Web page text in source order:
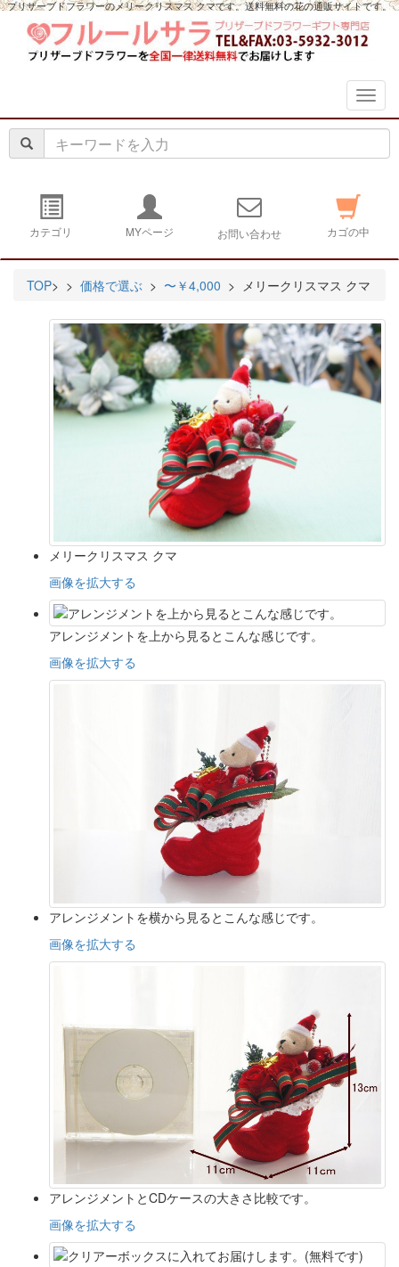
プリザーブドフラワーのメリークリスマス クマです。送料無料の花の通販サイトです。
カテゴリ MYページ お問い合わせ カゴの中
TOP> > 価格で選ぶ > 〜￥4,000 > メリークリスマス クマ
メリークリスマス クマ
画像を拡大する
アレンジメントを上から見るとこんな感じです。
画像を拡大する
アレンジメントを横から見るとこんな感じです。
画像を拡大する
アレンジメントとCDケースの大きさ比較です。
画像を拡大する